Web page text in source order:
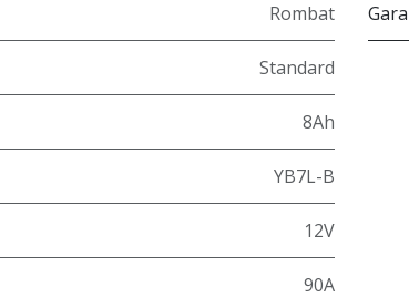
Rombat
Standard
8Ah
YB7L-B
12V
90A